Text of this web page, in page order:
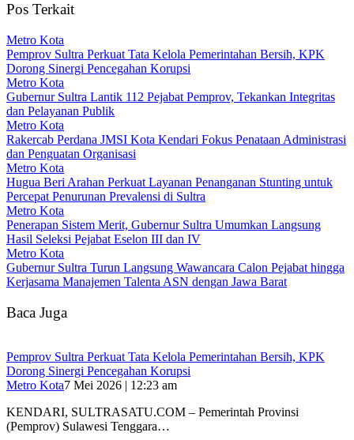
Pos Terkait
Metro Kota
Pemprov Sultra Perkuat Tata Kelola Pemerintahan Bersih, KPK
Dorong Sinergi Pencegahan Korupsi
Metro Kota
Gubernur Sultra Lantik 112 Pejabat Pemprov, Tekankan Integritas
dan Pelayanan Publik
Metro Kota
Rakercab Perdana JMSI Kota Kendari Fokus Penataan Administrasi
dan Penguatan Organisasi
Metro Kota
Hugua Beri Arahan Perkuat Layanan Penanganan Stunting untuk
Percepat Penurunan Prevalensi di Sultra
Metro Kota
Penerapan Sistem Merit, Gubernur Sultra Umumkan Langsung
Hasil Seleksi Pejabat Eselon III dan IV
Metro Kota
Gubernur Sultra Turun Langsung Wawancara Calon Pejabat hingga
Kerjasama Manajemen Talenta ASN dengan Jawa Barat
Baca Juga
Pemprov Sultra Perkuat Tata Kelola Pemerintahan Bersih, KPK
Dorong Sinergi Pencegahan Korupsi
Metro Kota7 Mei 2026 | 12:23 am
KENDARI, SULTRASATU.COM – Pemerintah Provinsi
(Pemprov) Sulawesi Tenggara…